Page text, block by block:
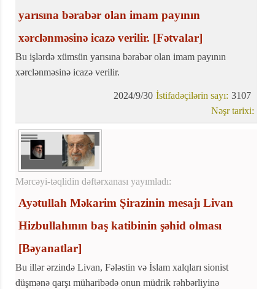
yarısına bərabər olan imam payının
xərclənməsinə icazə verilir. [Fətvalar]
Bu işlərdə xümsün yarısına bərabər olan imam payının
xərclənməsinə icazə verilir.
3107
İstifadəçilərin sayı:
2024/9/30
Nəşr tarixi:
Mərcəyi-təqlidin dəftərxanası yayımladı:
Ayətullah Məkarim Şirazinin mesajı Livan
Hizbullahının baş katibinin şəhid olması
[Bəyanatlar]
Bu illər ərzində Livan, Fələstin və İslam xalqları sionist
düşmənə qarşı müharibədə onun müdrik rəhbərliyinə